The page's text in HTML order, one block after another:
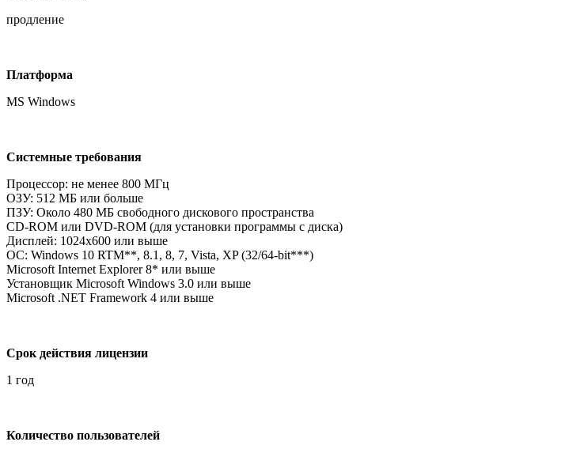
продление
Платформа
MS Windows
Системные требования
Процессор: не менее 800 МГц
ОЗУ: 512 MБ или больше
ПЗУ: Около 480 МБ свободного дискового пространства
CD-ROM или DVD-ROM (для установки программы с диска)
Дисплей: 1024x600 или выше
ОС: Windows 10 RTM**, 8.1, 8, 7, Vista, XP (32/64-bit***)
Microsoft Internet Explorer 8* или выше
Установщик Microsoft Windows 3.0 или выше
Microsoft .NET Framework 4 или выше
Срок действия лицензии
1 год
Количество пользователей